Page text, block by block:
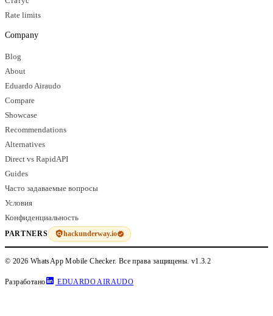
Rate limits
Company
Blog
About
Eduardo Airaudo
Compare
Showcase
Recommendations
Alternatives
Direct vs RapidAPI
Guides
Часто задаваемые вопросы
Условия
Конфиденциальность
PARTNERS hackunderway.io
© 2026 WhatsApp Mobile Checker. Все права защищены. v1.3.2
Разработано EDUARDO AIRAUDO